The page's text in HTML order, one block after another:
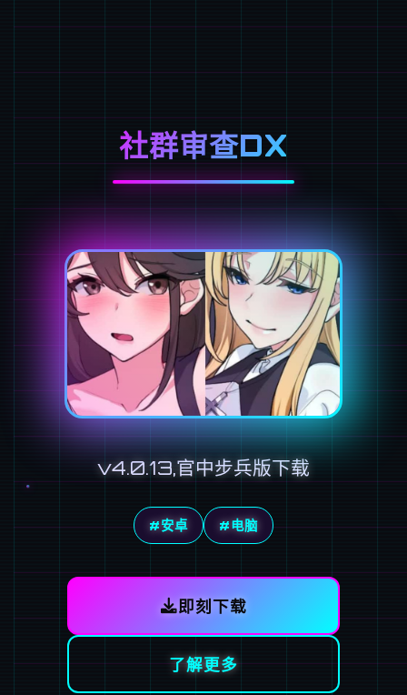
社群审查DX
v4.0.13,官中步兵版下载
#安卓 #电脑
即刻下载
了解更多